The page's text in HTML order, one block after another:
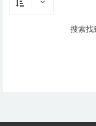
搜索找